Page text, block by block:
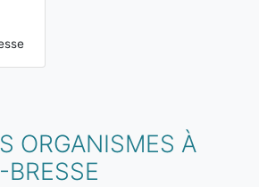
ORGANISMES À